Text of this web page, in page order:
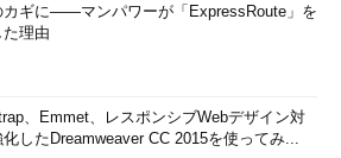
ターを務める同社の「Agile Studio
用いた顧客との協創の場、そして、従
カギに――マンパワーが「ExpressRoute」を
理由
、Emmet、レスポンシブWebデザイン対
化したDreamweaver CC 2015を使ってみ...